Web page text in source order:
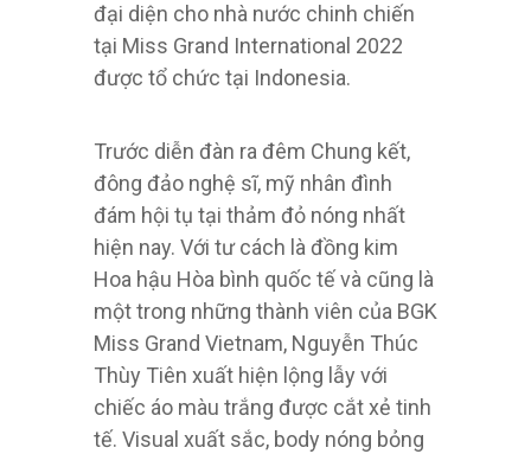
đại diện cho nhà nước chinh chiến
tại Miss Grand International 2022
được tổ chức tại Indonesia.
Trước diễn đàn ra đêm Chung kết,
đông đảo nghệ sĩ, mỹ nhân đình
đám hội tụ tại thảm đỏ nóng nhất
hiện nay. Với tư cách là đồng kim
Hoa hậu Hòa bình quốc tế và cũng là
một trong những thành viên của BGK
Miss Grand Vietnam, Nguyễn Thúc
Thùy Tiên xuất hiện lộng lẫy với
chiếc áo màu trắng được cắt xẻ tinh
tế. Visual xuất sắc, body nóng bỏng